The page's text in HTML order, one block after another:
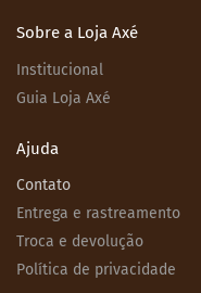
Sobre a Loja Axé
Institucional
Guia Loja Axé
Ajuda
Contato
Entrega e rastreamento
Troca e devolução
Política de privacidade